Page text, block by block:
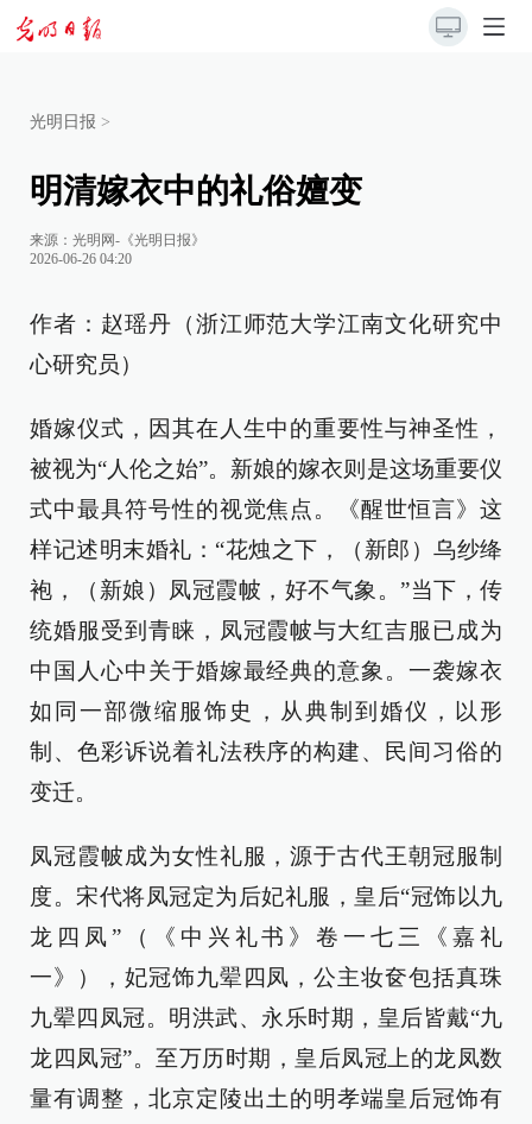
光明日报 >
明清嫁衣中的礼俗嬗变
来源： 光明网-《光明日报》
2026-06-26 04:20
作者：赵瑶丹（浙江师范大学江南文化研究中
心研究员）
婚嫁仪式，因其在人生中的重要性与神圣性，
被视为“人伦之始”。新娘的嫁衣则是这场重要仪
式中最具符号性的视觉焦点。《醒世恒言》这
样记述明末婚礼：“花烛之下，（新郎）乌纱绛
袍，（新娘）凤冠霞帔，好不气象。”当下，传
统婚服受到青睐，凤冠霞帔与大红吉服已成为
中国人心中关于婚嫁最经典的意象。一袭嫁衣
如同一部微缩服饰史，从典制到婚仪，以形
制、色彩诉说着礼法秩序的构建、民间习俗的
变迁。
凤冠霞帔成为女性礼服，源于古代王朝冠服制
度。宋代将凤冠定为后妃礼服，皇后“冠饰以九
龙四凤”（《中兴礼书》卷一七三《嘉礼
一》），妃冠饰九翚四凤，公主妆奁包括真珠
九翚四凤冠。明洪武、永乐时期，皇后皆戴“九
龙四凤冠”。至万历时期，皇后凤冠上的龙凤数
量有调整，北京定陵出土的明孝端皇后冠饰有